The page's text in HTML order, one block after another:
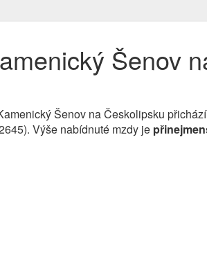
Šenov
Šenov na Českolipsku
Výše nabídnuté mzdy je